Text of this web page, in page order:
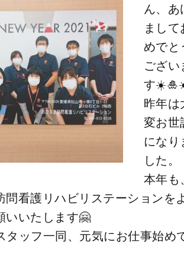
ん、あ
まして
めでと
ござい
す
昨年は
変お世
になり
した。
本年も
問看護リハビリステーションを
いいたします🤗
タッフ一同、元気にお仕事始め